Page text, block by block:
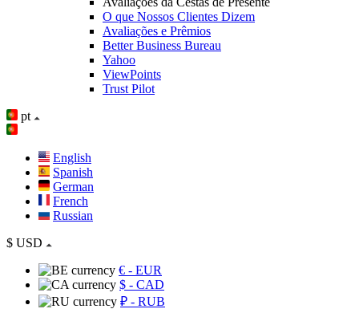
O que Nossos Clientes Dizem
Avaliações e Prêmios
Better Business Bureau
Yahoo
ViewPoints
Trust Pilot
pt
English
Spanish
German
French
Russian
$ USD
€ - EUR
$ - CAD
₽ - RUB